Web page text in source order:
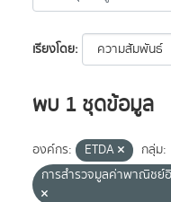
เรียงโดย
พบ 1 ชุดข้อมูล
องค์กร: ETDA
กลุ่ม:
การสำรวจมูลค่าพาณิชย์อิ